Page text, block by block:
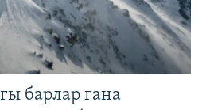
барлар гана